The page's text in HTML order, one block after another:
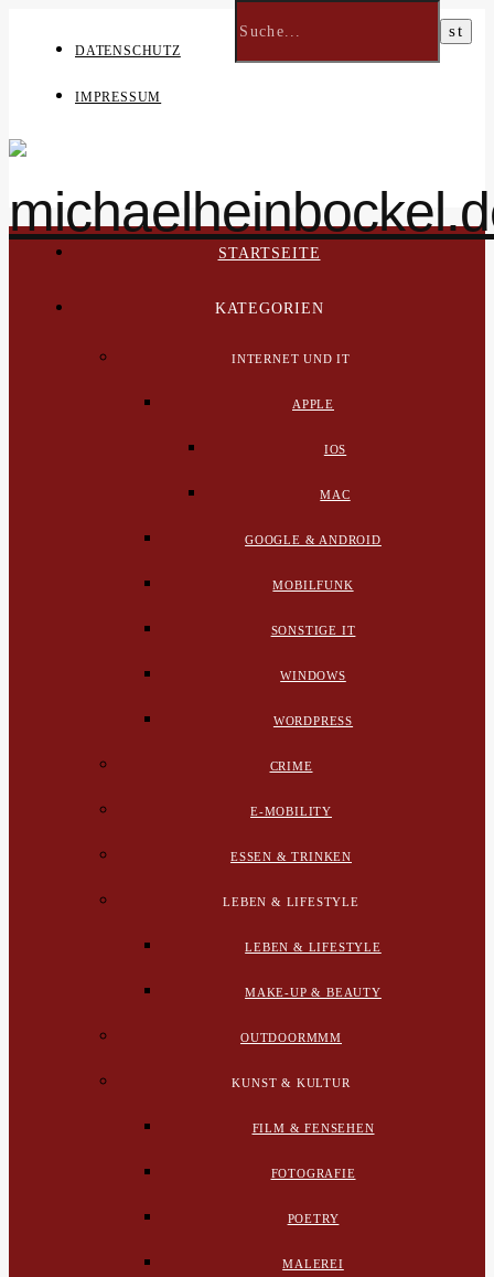
DATENSCHUTZ
IMPRESSUM
STARTSEITE
KATEGORIEN
INTERNET UND IT
APPLE
IOS
MAC
GOOGLE & ANDROID
MOBILFUNK
SONSTIGE IT
WINDOWS
WORDPRESS
CRIME
E-MOBILITY
ESSEN & TRINKEN
LEBEN & LIFESTYLE
LEBEN & LIFESTYLE
MAKE-UP & BEAUTY
OUTDOORMMM
KUNST & KULTUR
FILM & FENSEHEN
FOTOGRAFIE
POETRY
MALEREI